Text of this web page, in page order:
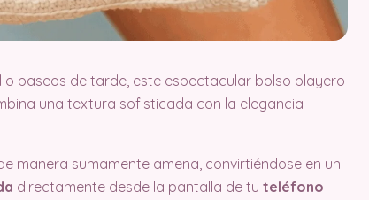
paseos de tarde, este espectacular bolso playero
una textura sofisticada con la elegancia
manera sumamente amena, convirtiéndose en un
directamente desde la pantalla de tu teléfono